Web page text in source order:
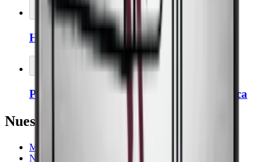
Añadir al carrito
Higrómetro Thermopro
Añadir al carrito
Puerta colgada a la izquierda en la vinoteca
Nuestras sugerencias
Majestic
Noble